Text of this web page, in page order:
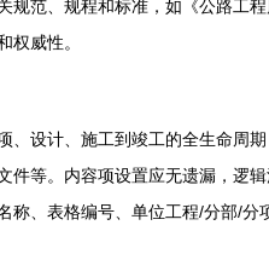
规范、规程和标准，如《公路
权威性。
、设计、施工到竣工的全生命周
等。内容项设置应无遗漏，逻辑
称、表格编号、单位工程/分部/